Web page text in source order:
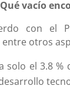
vacío
con el
otros
solo el 3.8